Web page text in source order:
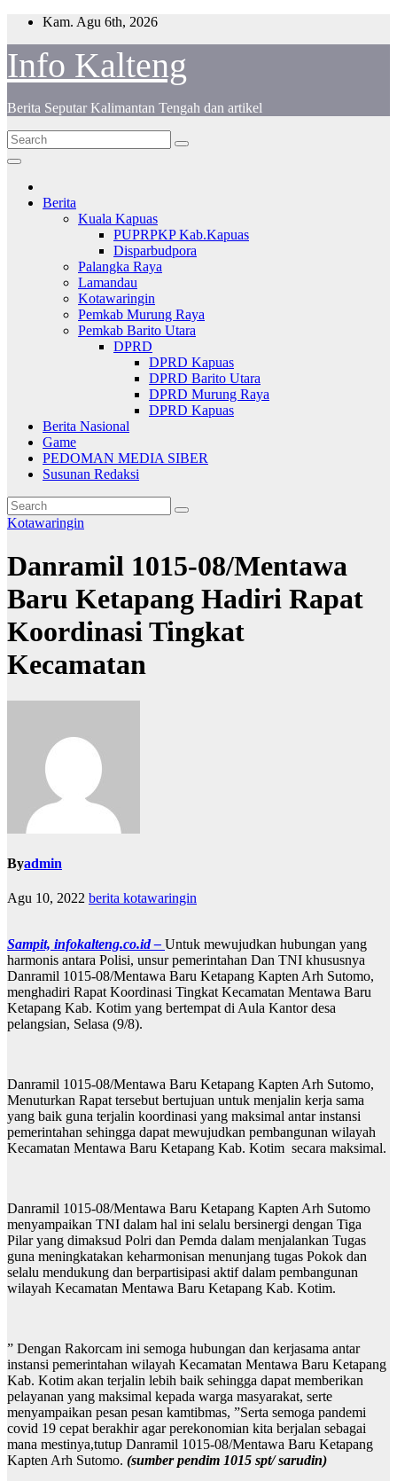
Skip
content
Kam. Agu 6th, 2026
Info Kalteng
Berita Seputar Kalimantan Tengah dan artikel
Berita
Kuala Kapuas
PUPRPKP Kab.Kapuas
Disparbudpora
Palangka Raya
Lamandau
Kotawaringin
Pemkab Murung Raya
Pemkab Barito Utara
DPRD
DPRD Kapuas
DPRD Barito Utara
DPRD Murung Raya
DPRD Kapuas
Berita Nasional
Game
PEDOMAN MEDIA SIBER
Susunan Redaksi
Kotawaringin
Danramil 1015-08/Mentawa
Baru Ketapang Hadiri Rapat
Koordinasi Tingkat
Kecamatan
Byadmin
Agu 10, 2022 berita kotawaringin
Sampit, infokalteng.co.id – Untuk mewujudkan hubungan yang
harmonis antara Polisi, unsur pemerintahan Dan TNI khususnya
Danramil 1015-08/Mentawa Baru Ketapang Kapten Arh Sutomo,
menghadiri Rapat Koordinasi Tingkat Kecamatan Mentawa Baru
Ketapang Kab. Kotim yang bertempat di Aula Kantor desa
pelangsian, Selasa (9/8).
Danramil 1015-08/Mentawa Baru Ketapang Kapten Arh Sutomo,
Menuturkan Rapat tersebut bertujuan untuk menjalin kerja sama
yang baik guna terjalin koordinasi yang maksimal antar instansi
pemerintahan sehingga dapat mewujudkan pembangunan wilayah
Kecamatan Mentawa Baru Ketapang Kab. Kotim secara maksimal.
Danramil 1015-08/Mentawa Baru Ketapang Kapten Arh Sutomo
menyampaikan TNI dalam hal ini selalu bersinergi dengan Tiga
Pilar yang dimaksud Polri dan Pemda dalam menjalankan Tugas
guna meningkatakan keharmonisan menunjang tugas Pokok dan
selalu mendukung dan berpartisipasi aktif dalam pembangunan
wilayah Kecamatan Mentawa Baru Ketapang Kab. Kotim.
” Dengan Rakorcam ini semoga hubungan dan kerjasama antar
instansi pemerintahan wilayah Kecamatan Mentawa Baru Ketapang
Kab. Kotim akan terjalin lebih baik sehingga dapat memberikan
pelayanan yang maksimal kepada warga masyarakat, serte
menyampaikan pesan pesan kamtibmas, ”Serta semoga pandemi
covid 19 cepat berakhir agar perekonomian kita berjalan sebagai
mana mestinya,tutup Danramil 1015-08/Mentawa Baru Ketapang
Kapten Arh Sutomo. (sumber pendim 1015 spt/ sarudin)